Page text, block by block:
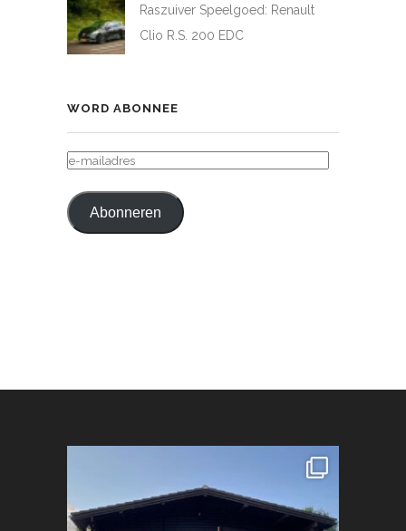
Raszuiver Speelgoed: Renault
Clio R.S. 200 EDC
WORD ABONNEE
E-
Abonneren